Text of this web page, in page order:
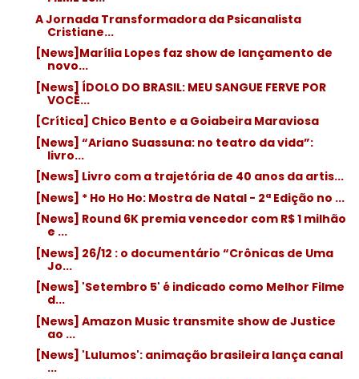
A Jornada Transformadora da Psicanalista
Cristiane...
[News]Marília Lopes faz show de lançamento de
novo...
[News] ÍDOLO DO BRASIL: MEU SANGUE FERVE POR
VOCÊ...
[Crítica] Chico Bento e a Goiabeira Maraviosa
[News] “Ariano Suassuna: no teatro da vida”:
livro...
[News] Livro com a trajetória de 40 anos da artis...
[News] * Ho Ho Ho: Mostra de Natal - 2ª Edição no ...
[News] Round 6K premia vencedor com R$ 1 milhão
e ...
[News] 26/12 : o documentário “Crônicas de Uma
Jo...
[News] 'Setembro 5' é indicado como Melhor Filme
d...
[News] Amazon Music transmite show de Justice
ao ...
[News] 'Lulumos': animação brasileira lança canal
...